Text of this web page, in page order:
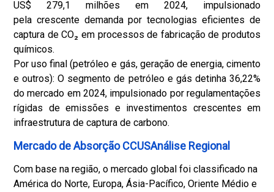
US$ 279,1 milhões em 2024, impulsionado
pela crescente demanda por tecnologias eficientes de
captura de CO₂ em processos de fabricação de produtos
químicos.
Por uso final (petróleo e gás, geração de energia, cimento
e outros): O segmento de petróleo e gás detinha 36,22%
do mercado em 2024, impulsionado por regulamentações
rígidas de emissões e investimentos crescentes em
infraestrutura de captura de carbono.
Mercado de Absorção CCUSAnálise Regional
Com base na região, o mercado global foi classificado na
América do Norte, Europa, Ásia-Pacífico, Oriente Médio e